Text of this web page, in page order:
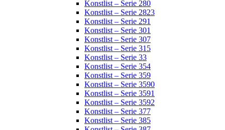
Konstlist – Serie 280
Konstlist – Serie 2823
Konstlist – Serie 291
Konstlist – Serie 301
Konstlist – Serie 307
Konstlist – Serie 315
Konstlist – Serie 33
Konstlist – Serie 354
Konstlist – Serie 359
Konstlist – Serie 3590
Konstlist – Serie 3591
Konstlist – Serie 3592
Konstlist – Serie 377
Konstlist – Serie 385